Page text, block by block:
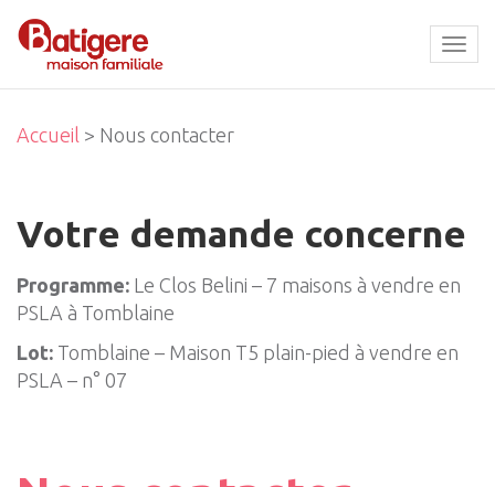
Accueil > Nous contacter
Votre demande concerne
Programme: Le Clos Belini – 7 maisons à vendre en
PSLA à Tomblaine
Lot: Tomblaine – Maison T5 plain-pied à vendre en
PSLA – n° 07